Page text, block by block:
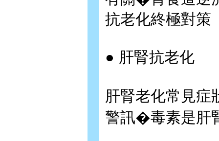
抗老化終極對策
● 肝腎抗老化
肝腎老化常見
警訊�毒素是肝